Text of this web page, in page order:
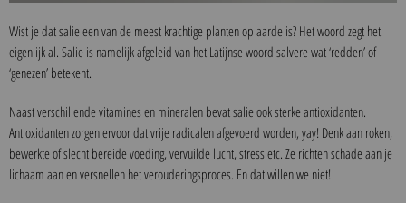
Wist je dat salie een van de meest krachtige planten op aarde is? Het woord zegt het
eigenlijk al. Salie is namelijk afgeleid van het Latijnse woord salvere wat ‘redden’ of
‘genezen’ betekent.
Naast verschillende vitamines en mineralen bevat salie ook sterke antioxidanten.
Antioxidanten zorgen ervoor dat vrije radicalen afgevoerd worden, yay! Denk aan roken,
bewerkte of slecht bereide voeding, vervuilde lucht, stress etc. Ze richten schade aan je
lichaam aan en versnellen het verouderingsproces. En dat willen we niet!